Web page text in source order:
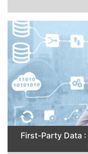
First-Party Data